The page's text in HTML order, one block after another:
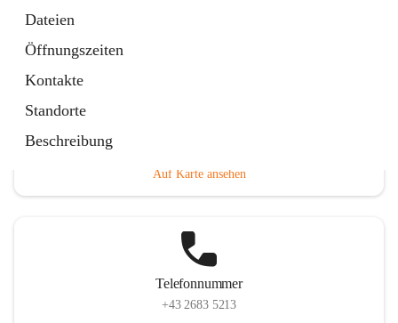
Dateien
Öffnungszeiten
Kontakte
Standorte
Beschreibung
Auf Karte ansehen
Telefonnummer
+43 2683 5213